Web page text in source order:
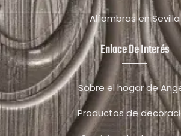
Alfombras en Sevilla
Enlace De Interés
Sobre el hogar de
Productos de